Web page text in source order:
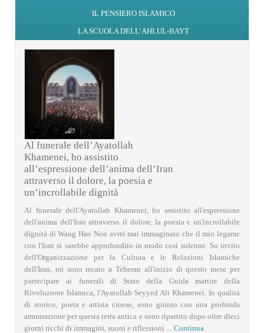
IL PENSIERO ISLAMICO
LA SCUOLA DELL’AHLUL-BAYT
Al funerale dell’Ayatollah
Khamenei, ho assistito
all’espressione dell’anima dell’Iran
attraverso il dolore, la poesia e
un’incrollabile dignità
Al funerale dell'Ayatollah Khamenei, ho assistito all'espressione
dell'anima dell'Iran attraverso il dolore, la poesia e un'incrollabile
dignità di Wang Hao Non avrei mai immaginato che il mio legame
con l'Iran si sarebbe approfondito in modo così solenne. Su invito
dell'Organizzazione per la Cultura e le Relazioni Islamiche
dell'Iran, mi sono recato a Teheran all'inizio di questo mese per
partecipare ai funerali di Stato della Guida martire della
Rivoluzione Islamica, l'Ayatollah Seyyed Ali Khamenei. In qualità
di storico, poeta e artista cinese, sono giunto con una profonda
ammirazione per questa terra antica e sono ripartito dopo oltre dieci
giorni ricchi di immagini, suoni e riflessioni ...
Continua